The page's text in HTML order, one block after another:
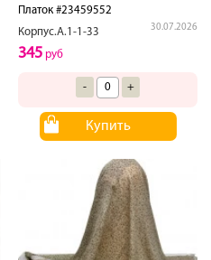
Платок #23459552
Корпус.А.1-1-33
30.07.2026
345 руб
- +
Купить